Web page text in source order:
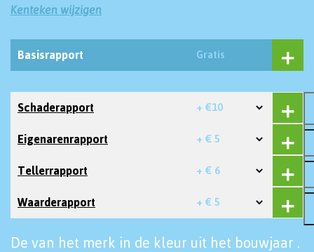
Kenteken wijzigen
Basisrapport Gratis
Schaderapport + €10
Eigenarenrapport + € 5
Tellerrapport + € 6
Waarderapport + € 5
De van het merk in de kleur uit het bouwjaar .